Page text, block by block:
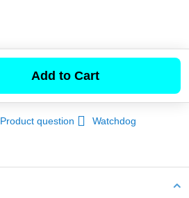
Add to Cart
Product question
Watchdog